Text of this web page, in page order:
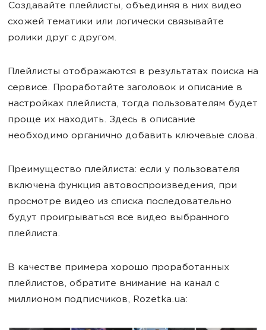
Создавайте плейлисты, объединяя в них видео
схожей тематики или логически связывайте
ролики друг с другом.
Плейлисты отображаются в результатах поиска на
сервисе. Проработайте заголовок и описание в
настройках плейлиста, тогда пользователям будет
проще их находить. Здесь в описание
необходимо органично добавить ключевые слова.
Преимущество плейлиста: если у пользователя
включена функция автовоспроизведения, при
просмотре видео из списка последовательно
будут проигрываться все видео выбранного
плейлиста.
В качестве примера хорошо проработанных
плейлистов, обратите внимание на канал с
миллионом подписчиков, Rozetka.ua: